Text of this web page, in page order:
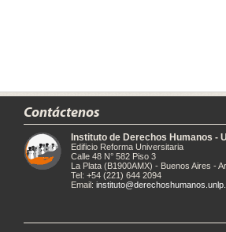
Contáctenos
Instituto de Derechos Humanos -
Edificio Reforma Universitaria
Calle 48 N° 582 Piso 3
La Plata (B1900AMX) - Buenos Aires -
Tel: +54 (221) 644 2094
Email: